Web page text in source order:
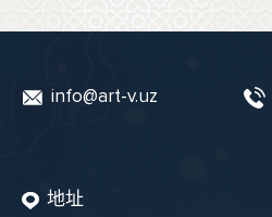
info@art-v.uz
地址